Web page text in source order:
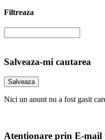
Filtreaza
Salveaza-mi cautarea
Nici un anunt nu a fost gasit
Atentionare prin E-mail